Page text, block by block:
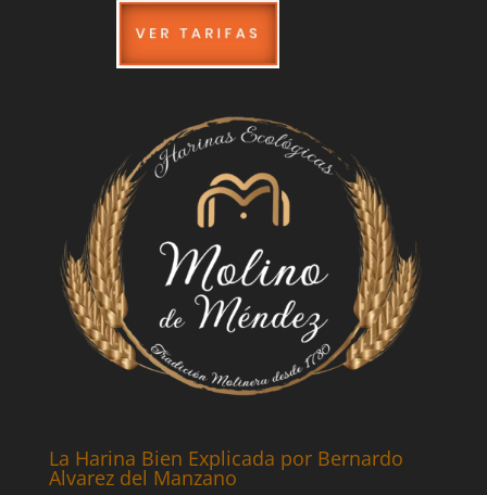
La Harina Bien Explicada por Bernardo
Alvarez del Manzano